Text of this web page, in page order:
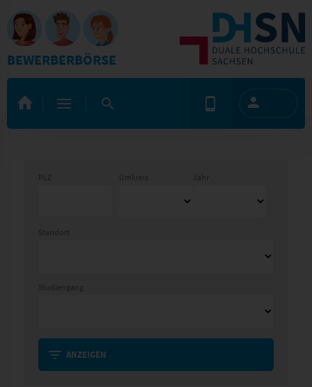
BEWERBERBÖRSE
PLZ Umkreis Jahr
Standort
Studiengang
ANZEIGEN